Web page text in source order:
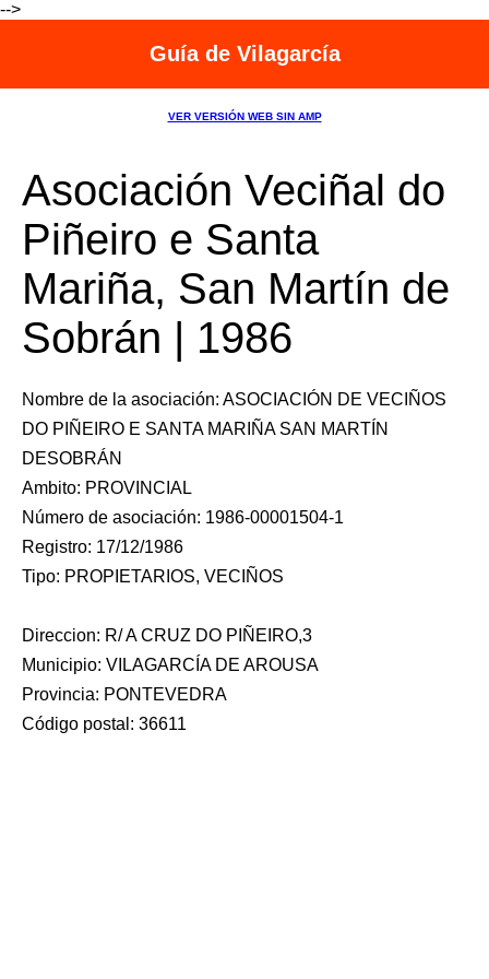
-->
Guía de Vilagarcía
VER VERSIÓN WEB SIN AMP
Asociación Veciñal do
Piñeiro e Santa
Mariña, San Martín de
Sobrán | 1986
Nombre de la asociación: ASOCIACIÓN DE VECIÑOS
DO PIÑEIRO E SANTA MARIÑA SAN MARTÍN
DESOBRÁN
Ambito: PROVINCIAL
Número de asociación: 1986-00001504-1
Registro: 17/12/1986
Tipo: PROPIETARIOS, VECIÑOS
Direccion: R/ A CRUZ DO PIÑEIRO,3
Municipio: VILAGARCÍA DE AROUSA
Provincia: PONTEVEDRA
Código postal: 36611